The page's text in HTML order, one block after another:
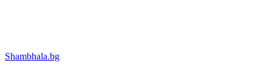
Shambhala.bg